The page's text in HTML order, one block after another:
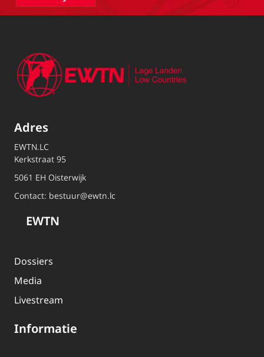
Adres
EWTN.LC
Kerkstraat 95
5061 EH Oisterwijk
Contact: bestuur@ewtn.lc
EWTN
Dossiers
Media
Livestream
Informatie